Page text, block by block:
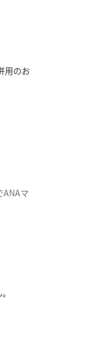
用のお
ANAマ